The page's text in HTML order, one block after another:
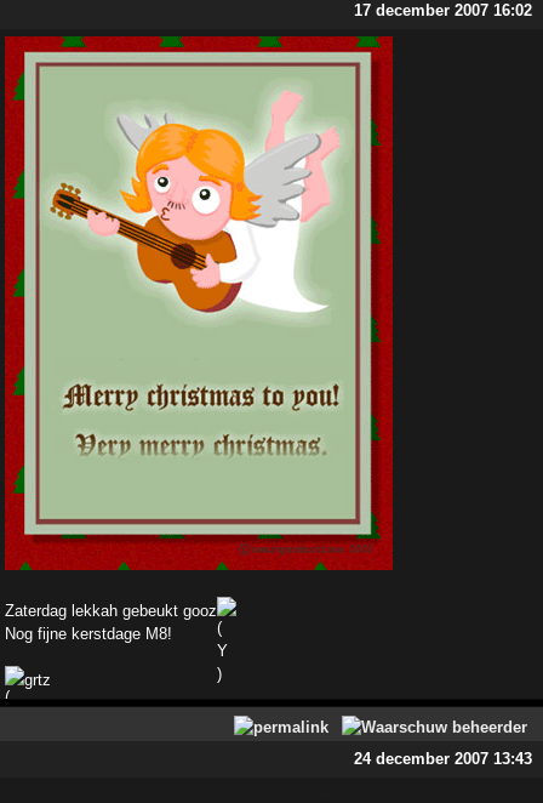
17 december 2007 16:02
Zaterdag lekkah gebeukt gooz
Nog fijne kerstdage M8!
grtz
24 december 2007 13:43